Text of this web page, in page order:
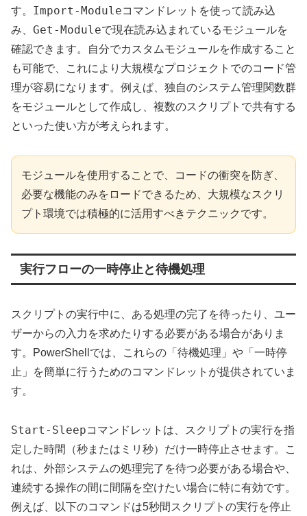
す。 Import-Moduleコマンドレットを使って読み込
み、 Get-Moduleで現在読み込まれているモジュールを
確認できます。自分でカスタムモジュールを作成すること
も可能で、これにより大規模なプロジェクトでのコード管
理が容易になります。例えば、独自のシステム管理関数群
をモジュールとして作成し、複数のスクリプトで共有する
といった使い方が考えられます。
モジュールを使用することで、コードの衝突を防ぎ、
必要な機能のみをロードできるため、大規模なスクリ
プト環境では積極的に活用すべきテクニックです。
実行フローの一時停止と待機処理
スクリプトの実行中に、ある処理の完了を待ったり、ユー
ザーからの入力を求めたりする必要がある場合がありま
す。PowerShellでは、これらの「待機処理」や「一時停
止」を簡単に行うためのコマンドレットが提供されていま
す。
Start-Sleepコマンドレットは、スクリプトの実行を指
定した時間（秒またはミリ秒）だけ一時停止させます。こ
れは、外部システムの処理完了を待つ必要がある場合や、
連続する操作の間に間隔を空けたい場合に特に有効です。
例えば、以下のコマンドは5秒間スクリプトの実行を停止